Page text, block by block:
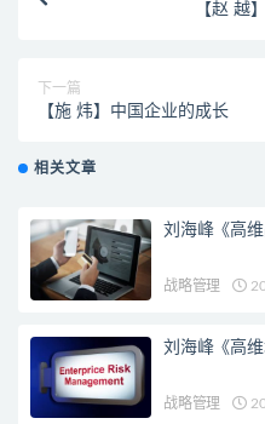
【赵 越
下一篇
【施 炜】中国企业的成长
相关文章
刘海峰《高
战略管理
刘海峰《高
战略管理